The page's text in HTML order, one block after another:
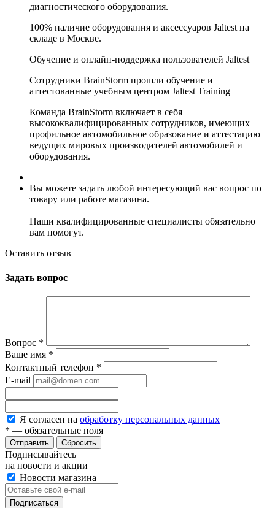
диагностического оборудования.
100% наличие оборудования и аксессуаров Jaltest на
складе в Москве.
Обучение и онлайн-поддержка пользователей Jaltest
Сотрудники BrainStorm прошли обучение и
аттестованные учебным центром Jaltest Training
Команда BrainStorm включает в себя
высококвалифицированных сотрудников, имеющих
профильное автомобильное образование и аттестацию
ведущих мировых производителей автомобилей и
оборудования.
Вы можете задать любой интересующий вас вопрос по
товару или работе магазина.
Наши квалифицированные специалисты обязательно
вам помогут.
Оставить отзыв
Задать вопрос
Вопрос *
Ваше имя *
Контактный телефон *
E-mail
Я согласен на обработку персональных данных
* — обязательные поля
Сбросить
Подписывайтесь
на новости и акции
Новости магазина